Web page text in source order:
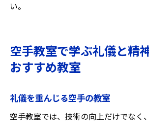
い。
空手教室で学ぶ礼儀と精
おすすめ教室
礼儀を重んじる空手の教室
空手教室では、技術の向上だけでなく